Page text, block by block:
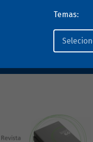
Temas: